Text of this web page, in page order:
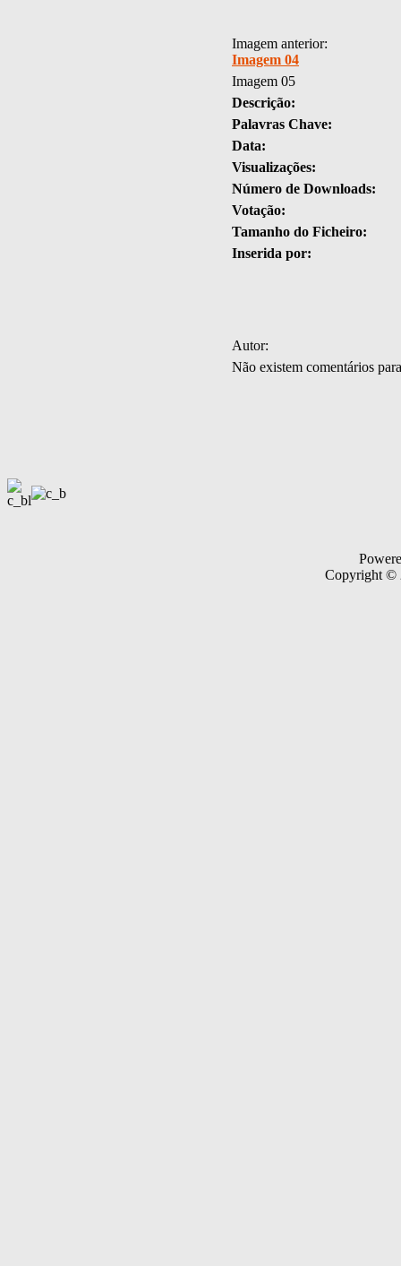
Imagem anterior:
Imagem 04
Imagem 05
Descrição:
Palavras Chave:
Data:
Visualizações:
Número de Downloads:
Votação:
Tamanho do Ficheiro:
Inserida por:
Autor:
Não existem comentários
Copyright ©